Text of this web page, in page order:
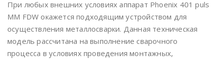
При любых внешних условиях аппарат Phoenix 401 puls
MM FDW окажется подходящим устройством для
осуществления металлосварки. Данная техническая
модель рассчитана на выполнение сварочного
процесса в условиях проведения монтажных,